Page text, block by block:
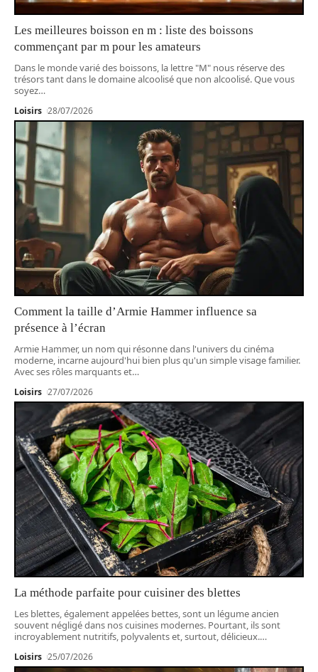
Les meilleures boisson en m : liste des boissons
commençant par m pour les amateurs
Dans le monde varié des boissons, la lettre "M" nous réserve des
trésors tant dans le domaine alcoolisé que non alcoolisé. Que vous
soyez…
Loisirs 28/07/2026
Comment la taille d’Armie Hammer influence sa
présence à l’écran
Armie Hammer, un nom qui résonne dans l'univers du cinéma
moderne, incarne aujourd'hui bien plus qu'un simple visage familier.
Avec ses rôles marquants et…
Loisirs 27/07/2026
La méthode parfaite pour cuisiner des blettes
Les blettes, également appelées bettes, sont un légume ancien
souvent négligé dans nos cuisines modernes. Pourtant, ils sont
incroyablement nutritifs, polyvalents et, surtout, délicieux.…
Loisirs 25/07/2026